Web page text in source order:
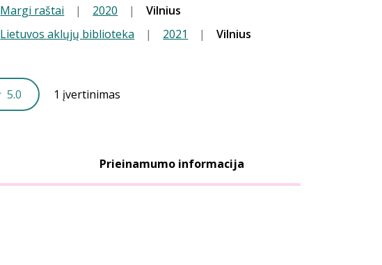
Margi raštai | 2020 |
Vilnius
Lietuvos aklųjų biblioteka | 2021 | Vilnius
5.0 1 įvertinimas
Prieinamumo informacija